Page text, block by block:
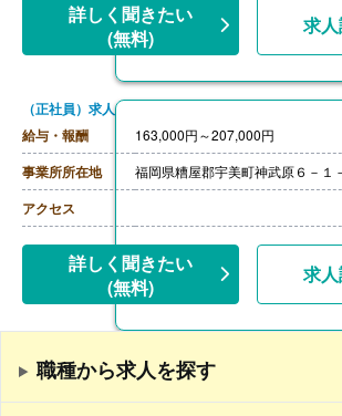
詳しく聞きたい
(無料)
求
（正社員）求人
給与・報酬
163,000円～207,000円
事業所所在地 福岡県糟屋郡宇美町神武原６－１
アクセス
詳しく聞きたい
(無料)
求
職種から求人を探す